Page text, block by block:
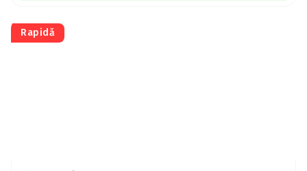
Rapidă